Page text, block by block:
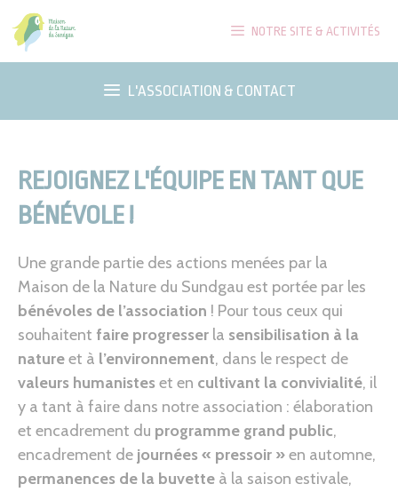
Aller
au
contenu
NOTRE SITE & ACTIVITÉS
L'ASSOCIATION & CONTACT
REJOIGNEZ L'ÉQUIPE EN TANT QUE
BÉNÉVOLE !
Une grande partie des actions menées par la
Maison de la Nature du Sundgau est portée par les
bénévoles de l’association ! Pour tous ceux qui
souhaitent faire progresser la sensibilisation à la
natureet à l’environnement, dans le respect de
valeurs humanistes et en cultivant la convivialité, il
y a tant à faire dans notre association : élaboration
et encadrement du programme grand public,
encadrement de journées « pressoir »en automne,
permanences de la buvette à la saison estivale,